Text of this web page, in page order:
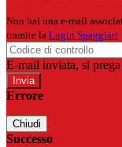
Non hai una e-mail
tramite la Login Spaggiari
E-mail inviata, si
Errore
Chiudi
Successo